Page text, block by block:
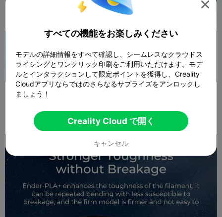

すべての機能をお楽しみください
モデルの詳細情報をすべて確認し、シームレスなクラウドス
ライシングとワンクリック印刷をご利用いただけます。モデ
ルとインタラクションして限定ポイントを獲得し、Creality
Cloudアプリならではのさらなるサプライズをアンロックし
ましょう！
Creality Cloud で開く
キャンセル